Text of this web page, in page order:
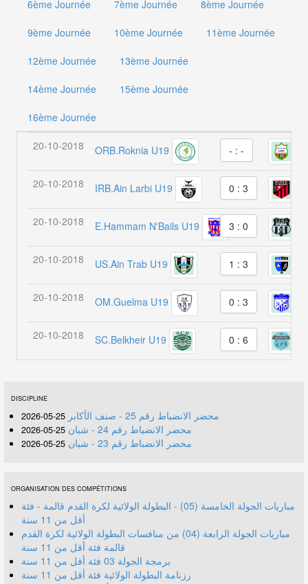
6ème Journée 7ème Journée 8ème Journée
9ème Journée 10ème Journée 11ème Journée
12ème Journée 13ème Journée
14ème Journée 15ème Journée
16ème Journée
20-10-2018 ORB.Roknia U19 - : -
20-10-2018 IRB.Ain Larbi U19 0 : 3
20-10-2018 E.Hammam N'Bails U19 3 : 0
20-10-2018 US.Ain Trab U19 1 : 3
20-10-2018 OM.Guelma U19 0 : 3
20-10-2018 SC.Belkheir U19 0 : 6
DISCIPLINE
محضر الانضباط رقم 25 - صنف الأكابر 25-05-2026
محضر الانضباط رقم 24 - شبان 25-05-2026
محضر الانضباط رقم 23 - شبان 25-05-2026
ORGANISATION DES COMPÉTITIONS
مباريات الجولة الخامسة (05) - البطولة الولائية لكرة القدم قالمة - فئة
أقل من 11 سنة
مباريات الجولة الرابعة (04) من منافسات البطولة الولائية لكرة القدم
قالمة فئة أقل من 11 سنة
برمجة الجولة 03 فئة أقل من 11 سنة
رزنامة البطولة الولائية فئة أقل من 11 سنة